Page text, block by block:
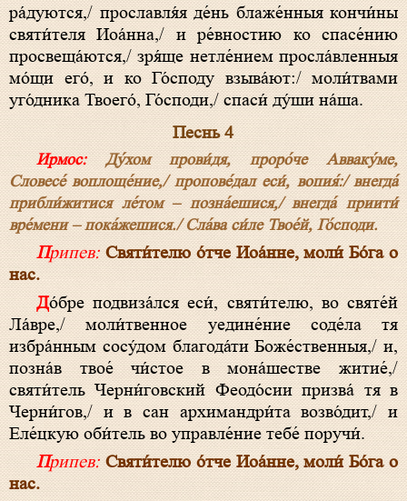
ра́дуются,/ прославля́я де́нь блаже́нныя кончи́ны
святи́теля Иоа́нна,/ и ре́вностию ко спасе́нию
просвеща́ются,/ зря́ще нетле́нием просла́вленныя
мо́щи его́, и ко Го́споду взыва́ют:/ моли́твами
уго́дника Твоего́, Го́споди,/ спаси́ ду́ши на́ша.
Песнь 4
Ирмос:Ду́хом прови́дя, проро́че Авваку́ме,
Словесе́ воплоще́ние,/ пропове́дал еси́, вопия́:/ внегда́
прибли́житися ле́том – позна́ешися,/ внегда́ приити́
вре́мени – пока́жешися./ Сла́ва си́ле Твое́й, Го́споди.
Припев: Святи́телю о́тче Иоа́нне, моли́ Бо́га о
нас.
До́бре подвиза́лся еси́, святи́телю, во святе́й
Ла́вре,/ моли́твенное уедине́ние соде́ла тя
избра́нным сосу́дом благода́ти Боже́ственныя,/ и,
позна́в твое́ чи́стое в мона́шестве житие́,/
святи́тель Черни́говский Феодо́сии призва́ тя в
Черни́гов,/ и в сан архимандри́та возво́дит,/ и
Еле́цкую оби́тель во управле́ние тебе́ поручи́.
Припев: Святи́телю о́тче Иоа́нне, моли́ Бо́га о
нас.